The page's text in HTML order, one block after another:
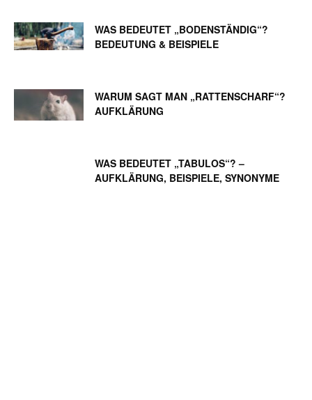
WAS BEDEUTET „BODENSTÄNDIG“?
BEDEUTUNG & BEISPIELE
WARUM SAGT MAN „RATTENSCHARF“?
AUFKLÄRUNG
WAS BEDEUTET „TABULOS“? –
AUFKLÄRUNG, BEISPIELE, SYNONYME